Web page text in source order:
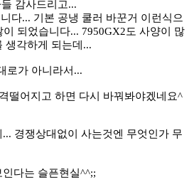
감사드리고...
다... 기본 공냉 쿨러 바꾼거 이런식으
되었습니다... 7950GX2도 사양이 많
생각하게 되는데...
로가 아니라서...
떨어지고 하면 다시 바꿔봐야겠네요^
경쟁상대없이 사는것엔 무엇인가 무
다는 슬픈현실^^;;